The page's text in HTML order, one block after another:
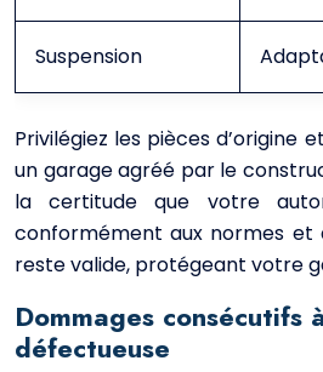
Suspension
Privilégiez les pièces d’origine
un garage agréé par le
la certitude que votre
conformément aux normes et
reste valide, protégeant votre
Dommages consécutifs
défectueuse